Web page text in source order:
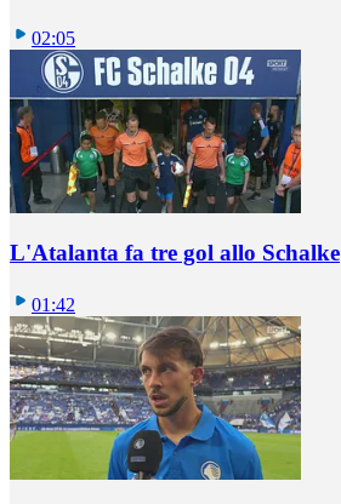
02:05
L'Atalanta fa tre gol allo Schalke
01:42